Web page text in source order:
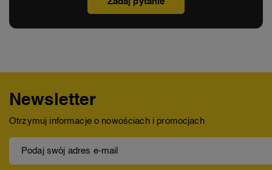
Newsletter
Otrzymuj informacje o nowościach i promocjach
Podaj swój adres e-mail